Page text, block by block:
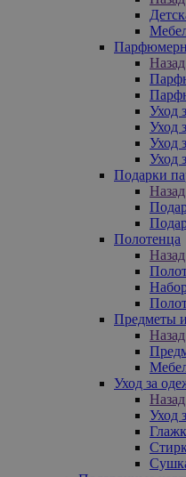
Назад
Уход
Уход
Уход
Уход
Подарки
Назад
Полотенца
Назад
Предметы
Назад
Уход за
Назад
Уход